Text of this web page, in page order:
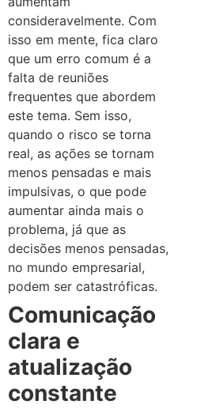
consideravelmente. Com
isso em mente, fica claro
que um erro comum é a
falta de reuniões
frequentes que abordem
este tema. Sem isso,
quando o risco se torna
real, as ações se tornam
menos pensadas e mais
impulsivas, o que pode
aumentar ainda mais o
problema, já que as
decisões menos pensadas,
no mundo empresarial,
podem ser catastróficas.
Comunicação
clara e
atualização
constante